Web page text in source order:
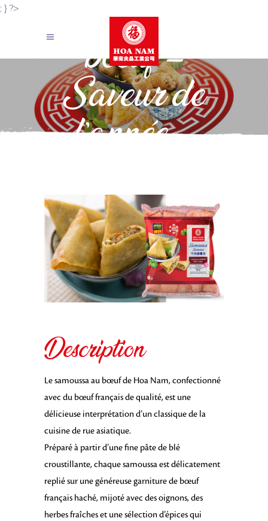
; } ?> Samoussas
bœuf –
Saveur de
l’année –
Description
Le samoussa au bœuf de Hoa Nam, confectionné
avec du bœuf français de qualité, est une
délicieuse interprétation d’un classique de la
cuisine de rue asiatique.
Préparé à partir d’une fine pâte de blé
croustillante, chaque samoussa est délicatement
replié sur une généreuse garniture de bœuf
français haché, mijoté avec des oignons, des
herbes fraîches et une sélection d’épices qui